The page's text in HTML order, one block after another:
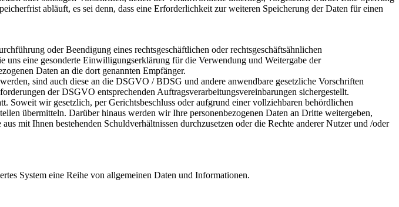
abläuft, es sei denn, dass eine Erforderlichkeit zur weiteren Speicherung der Daten für einen
oder Beendigung eines rechtsgeschäftlichen oder rechtsgeschäftsähnlichen
eine gesonderte Einwilligungserklärung für die Verwendung und Weitergabe der
Daten an die dort genannten Empfänger.
sind auch diese an die DSGVO / BDSG und andere anwendbare gesetzliche Vorschriften
der DSGVO entsprechenden Auftragsverarbeitungsvereinbarungen sichergestellt.
Soweit wir gesetzlich, per Gerichtsbeschluss oder aufgrund einer vollziehbaren behördlichen
übermitteln. Darüber hinaus werden wir Ihre personenbezogenen Daten an Dritte weitergeben,
mit Ihnen bestehenden Schuldverhältnissen durchzusetzen oder die Rechte anderer Nutzer und /oder
System eine Reihe von allgemeinen Daten und Informationen.